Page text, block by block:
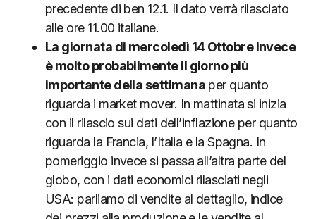
precedente di ben 12.1. Il dato verrà rilasciato
alle ore 11.00 italiane.
La giornata di mercoledì 14 Ottobre invece
è molto probabilmente il giorno più
importante della settimanaper quanto
riguarda i market mover. In mattinata si inizia
con il rilascio sui dati dell’inflazione per quanto
riguarda la Francia, l’Italia e la Spagna. In
pomeriggio invece si passa all’altra parte del
globo, con i dati economici rilasciati negli
USA: parliamo di vendite al dettaglio, indice